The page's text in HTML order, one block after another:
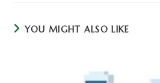
YOU MIGHT ALSO LIKE